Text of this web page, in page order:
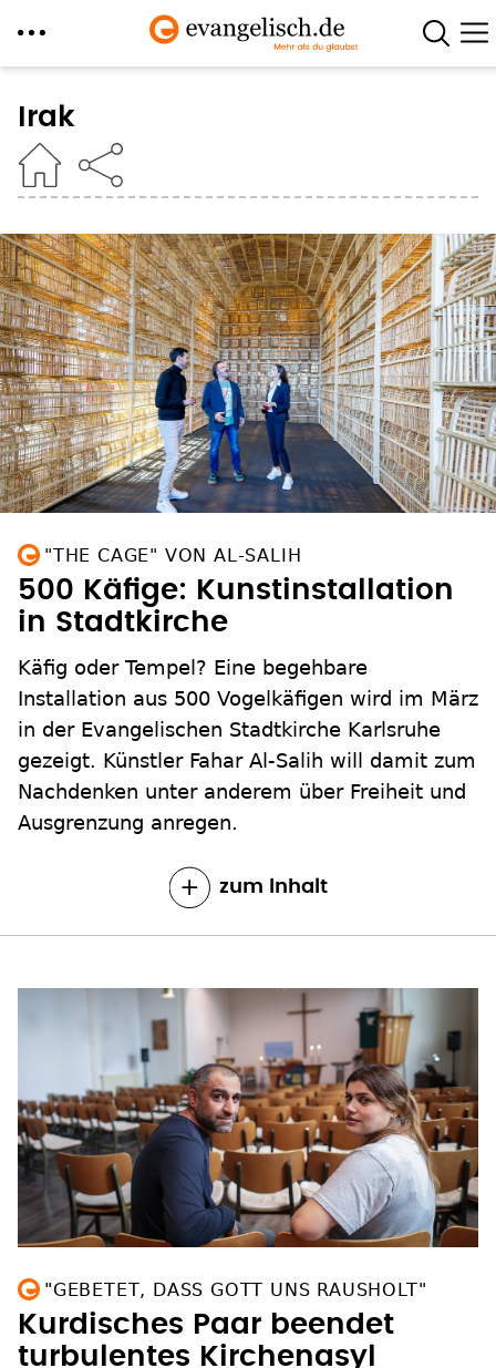
zum
Inhalt
Irak
"THE CAGE" VON AL‑SALIH
500 Käfige: Kunstinstallation
in Stadtkirche
Käfig oder Tempel? Eine begehbare
Installation aus 500 Vogelkäfigen wird im März
in der Evangelischen Stadtkirche Karlsruhe
gezeigt. Künstler Fahar Al-Salih will damit zum
Nachdenken unter anderem über Freiheit und
Ausgrenzung anregen.
zum Inhalt
"GEBETET, DASS GOTT UNS RAUSHOLT"
Kurdisches Paar beendet
turbulentes Kirchenasyl